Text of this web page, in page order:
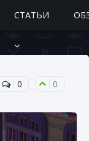
СТАТЬИ
0 0